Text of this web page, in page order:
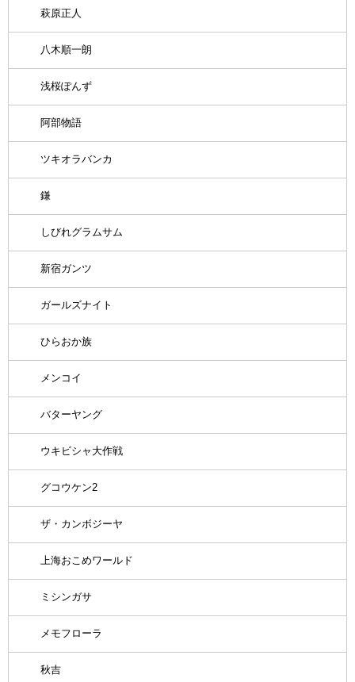
萩原正人
八木順一朗
浅桜ぽんず
阿部物語
ツキオラバンカ
鎌
しびれグラムサム
新宿ガンツ
ガールズナイト
ひらおか族
メンコイ
バターヤング
ウキビシャ大作戦
グコウケン2
ザ・カンボジーヤ
上海おこめワールド
ミシンガサ
メモフローラ
秋吉